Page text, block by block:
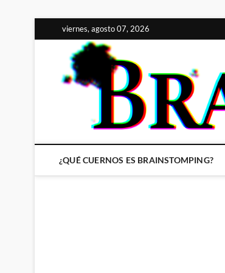
al
contenido
viernes, agosto 07, 2026
¿QUÉ CUERNOS ES BRAINSTOMPING?